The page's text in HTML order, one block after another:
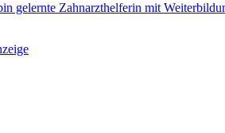
gelernte Zahnarzthelferin mit